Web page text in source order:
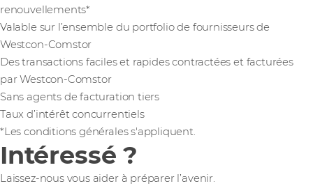
renouvellements*
Valable sur l’ensemble du portfolio de fournisseurs de
Westcon-Comstor
Des transactions faciles et rapides contractées et facturées
par Westcon-Comstor
Sans agents de facturation tiers
Taux d’intérêt concurrentiels
*Les conditions générales s'appliquent.
Intéressé ?
Laissez-nous vous aider à préparer l’avenir.